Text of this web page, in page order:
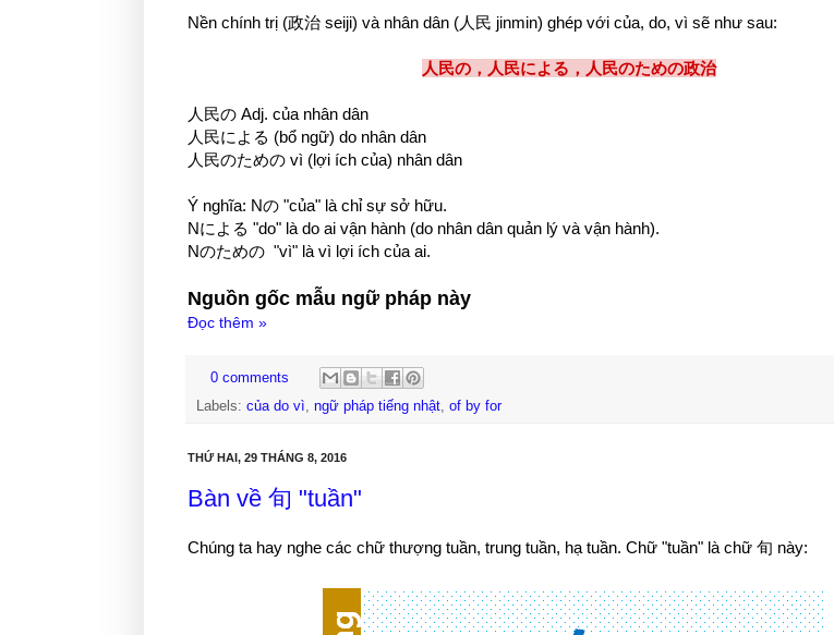
Nền chính trị (政治 seiji) và nhân dân (人民 jinmin) ghép với của, do, vì sẽ như sau:
人民の，人民による，人民のための政治
人民の Adj. của nhân dân
人民による (bổ ngữ) do nhân dân
人民のための vì (lợi ích của) nhân dân
Ý nghĩa: Nの "của" là chỉ sự sở hữu.
Nによる "do" là do ai vận hành (do nhân dân quản lý và vận hành).
Nのための "vì" là vì lợi ích của ai.
Nguồn gốc mẫu ngữ pháp này
Đọc thêm »
0 comments
Labels: của do vì, ngữ pháp tiếng nhật, of by for
THỨ HAI, 29 THÁNG 8, 2016
Bàn về 旬 "tuần"
Chúng ta hay nghe các chữ thượng tuần, trung tuần, hạ tuần. Chữ "tuần" là chữ 旬 này: